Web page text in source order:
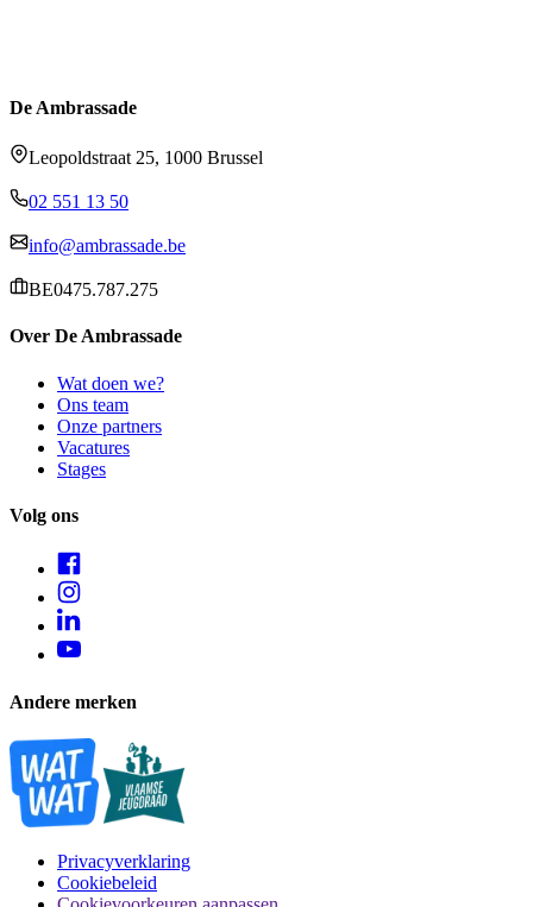
De Ambrassade
Leopoldstraat 25, 1000 Brussel
02 551 13 50
info@ambrassade.be
BE0475.787.275
Over De Ambrassade
Wat doen we?
Ons team
Onze partners
Vacatures
Stages
Volg ons
Andere merken
Privacyverklaring
Cookiebeleid